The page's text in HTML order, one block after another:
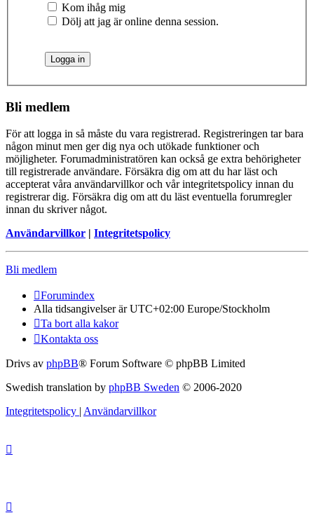
Kom ihåg mig
Dölj att jag är online denna session.
Bli medlem
För att logga in så måste du vara registrerad. Registreringen tar bara
någon minut men ger dig nya och utökade funktioner och
möjligheter. Forumadministratören kan också ge extra behörigheter
till registrerade användare. Försäkra dig om att du har läst och
accepterat våra användarvillkor och vår integritetspolicy innan du
registrerar dig. Försäkra dig om att du läst eventuella forumregler
innan du skriver något.
Användarvillkor | Integritetspolicy
Bli medlem
Forumindex
Alla tidsangivelser är UTC+02:00 Europe/Stockholm
Ta bort alla kakor
Kontakta oss
Drivs av phpBB® Forum Software © phpBB Limited
Swedish translation by phpBB Sweden © 2006-2020
Integritetspolicy | Användarvillkor